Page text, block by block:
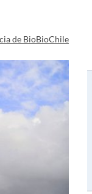
de BioBioChile